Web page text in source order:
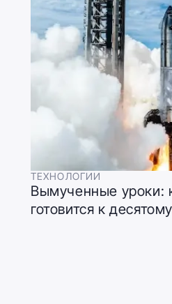
ТЕХНОЛОГИИ
Вымученные уроки:
готовится к